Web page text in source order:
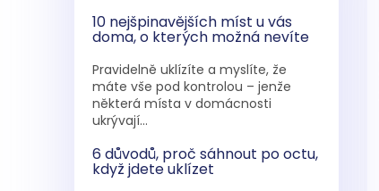
10 nejšpinavějších míst u vás
doma, o kterých možná nevíte
Pravidelně uklízíte a myslíte, že
máte vše pod kontrolou – jenže
některá místa v domácnosti
ukrývají...
6 důvodů, proč sáhnout po octu,
když jdete uklízet